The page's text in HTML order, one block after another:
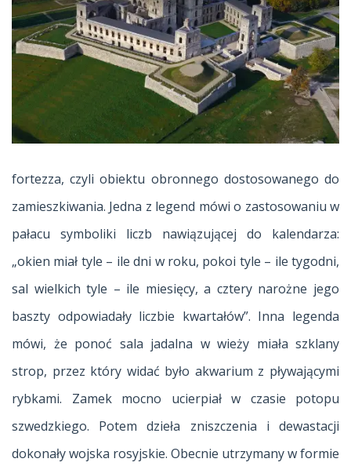
fortezza, czyli obiektu obronnego dostosowanego do
zamieszkiwania. Jedna z legend mówi o zastosowaniu w
pałacu symboliki liczb nawiązującej do kalendarza:
„okien miał tyle – ile dni w roku, pokoi tyle – ile tygodni,
sal wielkich tyle – ile miesięcy, a cztery narożne jego
baszty odpowiadały liczbie kwartałów”. Inna legenda
mówi, że ponoć sala jadalna w wieży miała szklany
strop, przez który widać było akwarium z pływającymi
rybkami. Zamek mocno ucierpiał w czasie potopu
szwedzkiego. Potem dzieła zniszczenia i dewastacji
dokonały wojska rosyjskie. Obecnie utrzymany w formie